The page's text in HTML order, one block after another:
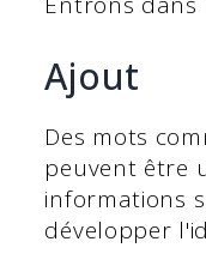
Ajout
Des mots
peuvent être
informations
développer